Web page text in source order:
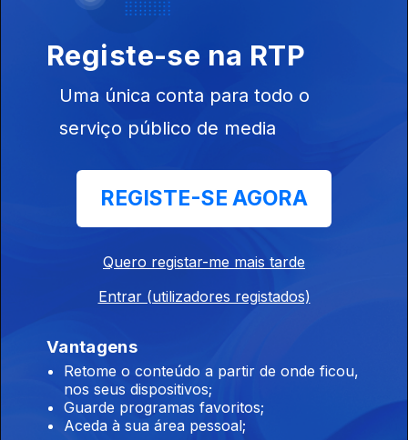
Conversa com os ouvintes
José Candeias - 1ª Hora
30 jul. 2026
Conversa com os ouvintes
José Candeias - 2ª Hora
Conversa com os ouvintes
José Candeias - 2ª Hora
Registe-se na RTP
Uma única conta para todo o
serviço público de media
REGISTE-SE AGORA
Quero registar-me mais tarde
Entrar (utilizadores registados)
Vantagens
Retome o conteúdo a partir de onde ficou,
nos seus dispositivos;
Guarde programas favoritos;
Aceda à sua área pessoal;